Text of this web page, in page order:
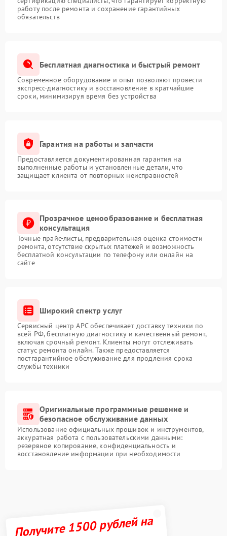
работу после ремонта и сохранение гарантийных
обязательств
Бесплатная диагностика и быстрый ремонт
Современное оборудование и опыт позволяют провести
экспресс-диагностику и восстановление в кратчайшие
сроки, минимизируя время без устройства
Гарантия на работы и запчасти
Предоставляется документированная гарантия на
выполненные работы и установленные детали, что
защищает клиента от повторных неисправностей
Прозрачное ценообразование и бесплатная
консультация
Точные прайс-листы, предварительная оценка стоимости
ремонта, отсутствие скрытых платежей и возможность
бесплатной консультации по телефону или онлайн на
сайте
Широкий спектр услуг
Сервисный центр APC обеспечивает доставку техники по
всей РФ, бесплатную диагностику и качественный ремонт,
включая срочный ремонт. Клиенты могут отслеживать
статус ремонта онлайн. Также предоставляется
постгарантийное обслуживание для продления срока
службы техники
Оригинальные программные решение и
безопасное обслуживание данных
Использование официальных прошивок и инструментов,
аккуратная работа с пользовательскими данными:
резервное копирование, конфиденциальность и
восстановление информации при необходимости
Получите 1500 рублей на